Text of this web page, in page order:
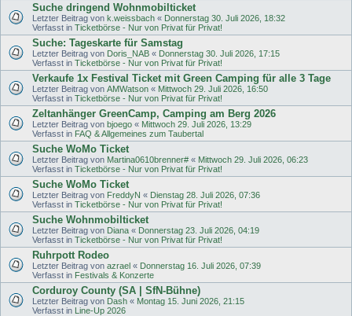
Suche dringend Wohnmobilticket
Letzter Beitrag von k.weissbach « Donnerstag 30. Juli 2026, 18:32
Verfasst in Ticketbörse - Nur von Privat für Privat!
Suche: Tageskarte für Samstag
Letzter Beitrag von Doris_NAB « Donnerstag 30. Juli 2026, 17:15
Verfasst in Ticketbörse - Nur von Privat für Privat!
Verkaufe 1x Festival Ticket mit Green Camping für alle 3 Tage
Letzter Beitrag von AMWatson « Mittwoch 29. Juli 2026, 16:50
Verfasst in Ticketbörse - Nur von Privat für Privat!
Zeltanhänger GreenCamp, Camping am Berg 2026
Letzter Beitrag von bjoego « Mittwoch 29. Juli 2026, 13:29
Verfasst in FAQ & Allgemeines zum Taubertal
Suche WoMo Ticket
Letzter Beitrag von Martina0610brenner# « Mittwoch 29. Juli 2026, 06:23
Verfasst in Ticketbörse - Nur von Privat für Privat!
Suche WoMo Ticket
Letzter Beitrag von FreddyN « Dienstag 28. Juli 2026, 07:36
Verfasst in Ticketbörse - Nur von Privat für Privat!
Suche Wohnmobilticket
Letzter Beitrag von Diana « Donnerstag 23. Juli 2026, 04:19
Verfasst in Ticketbörse - Nur von Privat für Privat!
Ruhrpott Rodeo
Letzter Beitrag von azrael « Donnerstag 16. Juli 2026, 07:39
Verfasst in Festivals & Konzerte
Corduroy County (SA | SfN-Bühne)
Letzter Beitrag von Dash « Montag 15. Juni 2026, 21:15
Verfasst in Line-Up 2026